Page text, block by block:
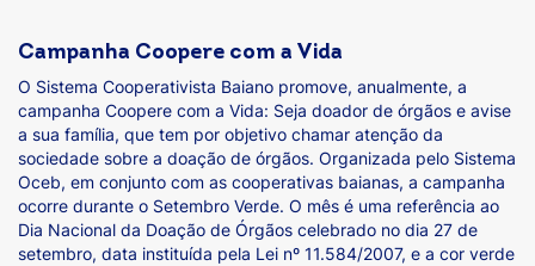
Campanha Coopere com a Vida
O Sistema Cooperativista Baiano promove, anualmente, a
campanha Coopere com a Vida: Seja doador de órgãos e avise
a sua família, que tem por objetivo chamar atenção da
sociedade sobre a doação de órgãos. Organizada pelo Sistema
Oceb, em conjunto com as cooperativas baianas, a campanha
ocorre durante o Setembro Verde. O mês é uma referência ao
Dia Nacional da Doação de Órgãos celebrado no dia 27 de
setembro, data instituída pela Lei nº 11.584/2007, e a cor verde